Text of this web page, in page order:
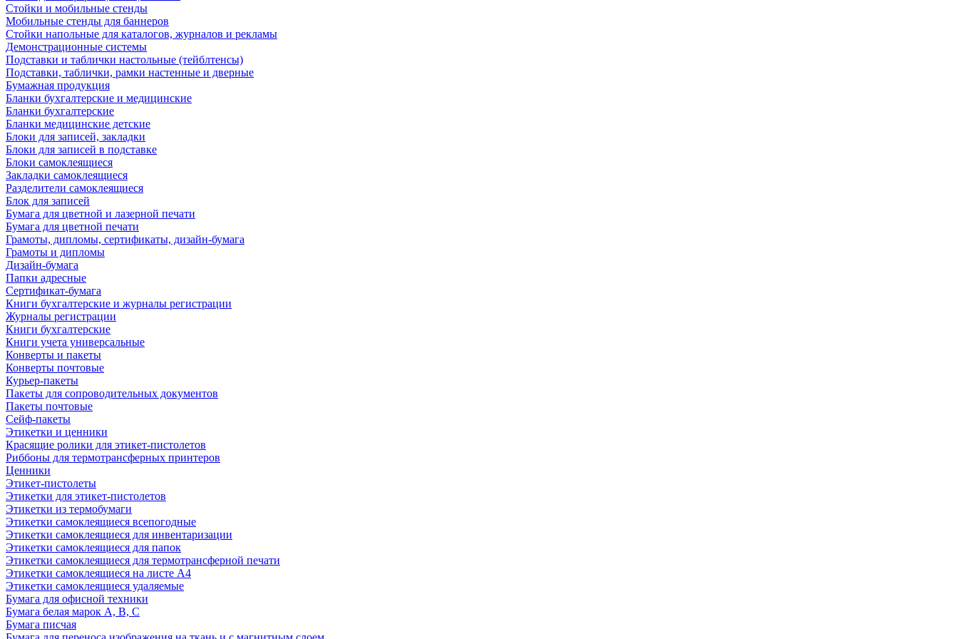
Стойки и мобильные стенды
Мобильные стенды для баннеров
Стойки напольные для каталогов, журналов и рекламы
Демонстрационные системы
Подставки и таблички настольные (тейблтенсы)
Подставки, таблички, рамки настенные и дверные
Бумажная продукция
Бланки бухгалтерские и медицинские
Бланки бухгалтерские
Бланки медицинские детские
Блоки для записей, закладки
Блоки для записей в подставке
Блоки самоклеящиеся
Закладки самоклеящиеся
Разделители самоклеящиеся
Блок для записей
Бумага для цветной и лазерной печати
Бумага для цветной печати
Грамоты, дипломы, сертификаты, дизайн-бумага
Грамоты и дипломы
Дизайн-бумага
Папки адресные
Сертификат-бумага
Книги бухгалтерские и журналы регистрации
Журналы регистрации
Книги бухгалтерские
Книги учета универсальные
Конверты и пакеты
Конверты почтовые
Курьер-пакеты
Пакеты для сопроводительных документов
Пакеты почтовые
Сейф-пакеты
Этикетки и ценники
Красящие ролики для этикет-пистолетов
Риббоны для термотрансферных принтеров
Ценники
Этикет-пистолеты
Этикетки для этикет-пистолетов
Этикетки из термобумаги
Этикетки самоклеящиеся всепогодные
Этикетки самоклеящиеся для инвентаризации
Этикетки самоклеящиеся для папок
Этикетки самоклеящиеся для термотрансферной печати
Этикетки самоклеящиеся на листе А4
Этикетки самоклеящиеся удаляемые
Бумага для офисной техники
Бумага белая марок А, В, С
Бумага писчая